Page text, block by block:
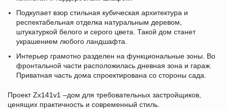
Подкупает взор стильная кубическая архитектура и
респектабельная отделка натуральным деревом,
штукатуркой белого и серого цвета. Такой дом станет
украшением любого ландшафта.
Интерьер грамотно разделен на функциональные зоны. Во
фронтальной части расположилась дневная зона и гараж.
Приватная часть дома спроектирована со стороны сада.
Проект Zx141v1 –дом для требовательных застройщиков,
ценящих практичность и современный стиль.